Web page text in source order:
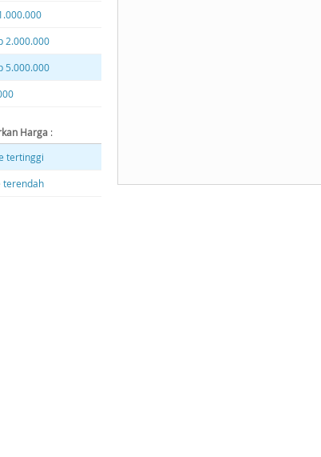
2.000.000
5.000.000
Harga :
tertinggi
terendah